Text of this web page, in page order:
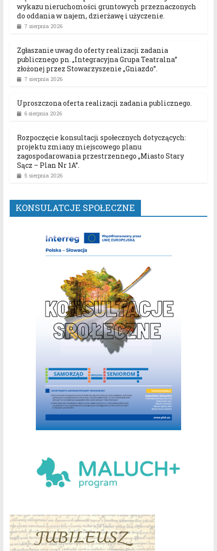
wykazu nieruchomości gruntowych przeznaczonych
do oddania w najem, dzierżawę i użyczenie.
7 sierpnia 2026
Zgłaszanie uwag do oferty realizacji zadania
publicznego pn. „Integracyjna Grupa Teatralna”
złożonej przez Stowarzyszenie „Gniazdo”.
7 sierpnia 2026
Uproszczona oferta realizacji zadania publicznego.
6 sierpnia 2026
Rozpoczęcie konsultacji społecznych dotyczących:
projektu zmiany miejscowego planu
zagospodarowania przestrzennego „Miasto Stary
Sącz – Plan Nr 1A”.
5 sierpnia 2026
KONSULATCJE SPOŁECZNE